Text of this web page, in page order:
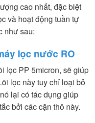
cao nhất, đặc biệt
và hoạt động tuần tự
như sau:
lọc nước RO
lọc PP 5micron, sẽ giúp
lọc này tuy chỉ loại bỏ
lại có tác dụng giúp
bởi các cặn thô này.